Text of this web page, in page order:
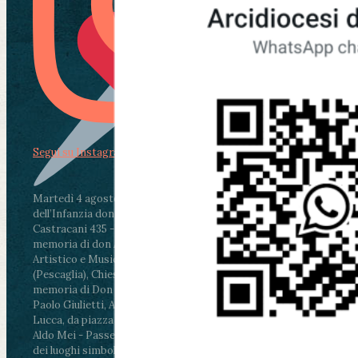
Martedì 4 agosto2026
ore 11:30 - Lucca, Scuola
dell’Infanzia don Aldo Mei - Viale Castruccio
Castracani 435 - Inaugurazione murales in
memoria di don Aldo Mei curato dal Liceo
Artistico e Musicale “Passaglia”
ore 18 - Fiano
(Pescaglia), Chiesa parrocchiale - Messa in
memoria di Don Aldo Mei celebrata da mons.
Paolo Giulietti, Arcivescovo di Lucca
ore 20.30 -
Lucca, da piazza San Michele al Cippo di don
Aldo Mei - Passeggiata della Memoria in alcuni
dei luoghi simbolo della città. Ritrovo alle ore
Segui su Instagram